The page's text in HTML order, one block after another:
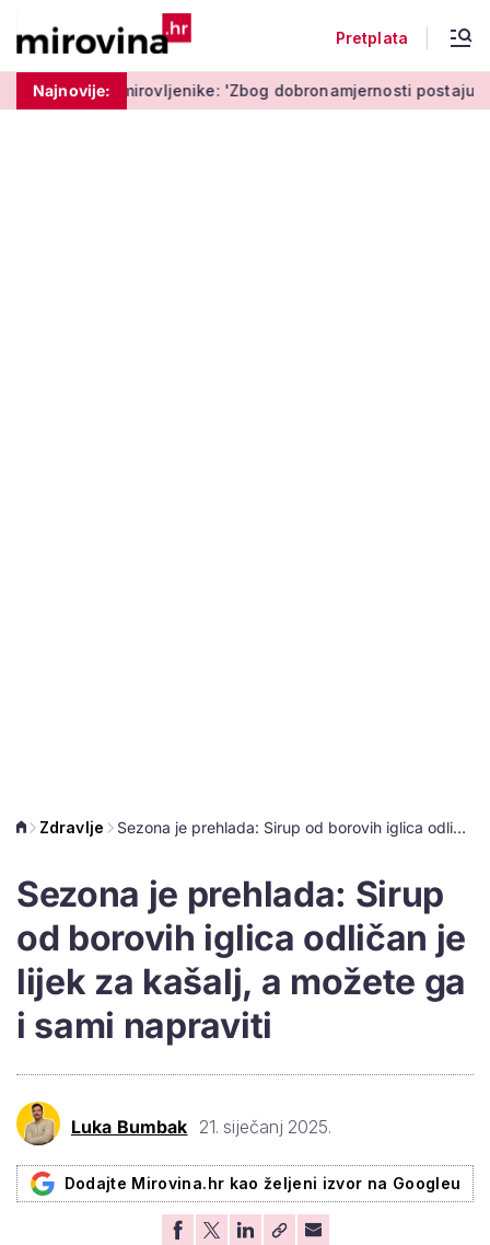
Pretplata
Najnovije:'Zbog dobronamjernosti postaju meta prijevare'
Zdravlje Sezona je prehlada: Sirup od borovih iglica odličan je lijek za kašalj, a možete ga i sami napraviti
Sezona je prehlada: Sirup
od borovih iglica odličan je
lijek za kašalj, a možete ga
i sami napraviti
Luka Bumbak 21. siječanj 2025.
Dodajte Mirovina.hr kao željeni izvor na Googleu